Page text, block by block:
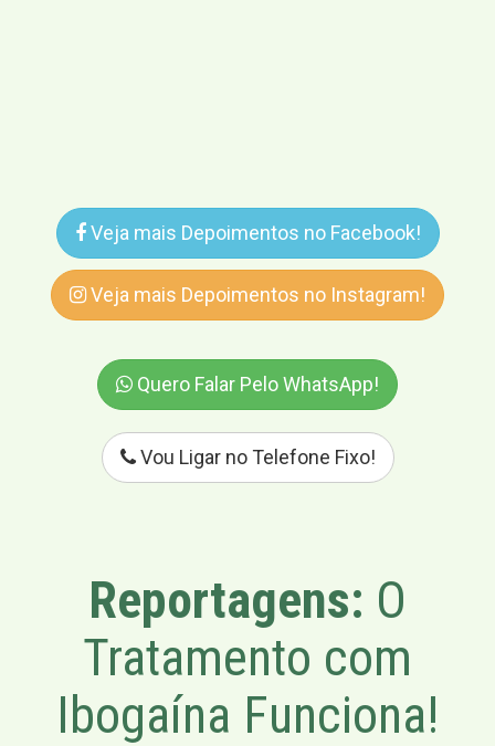
Veja mais Depoimentos no Facebook!
Veja mais Depoimentos no Instagram!
Quero Falar Pelo WhatsApp!
Vou Ligar no Telefone Fixo!
Reportagens: O
Tratamento com
Ibogaína Funciona!